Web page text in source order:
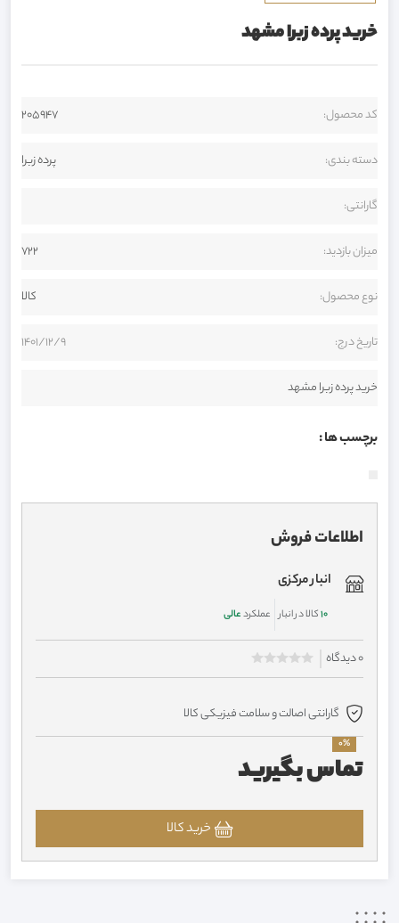
خرید پرده زبرا مشهد
کد محصول: 205947
دسته بندی: پرده زبرا
گارانتی:
میزان بازدید: 722
نوع محصول: کالا
تاریخ درج: 1401/12/9
خرید پرده زبرا مشهد
برچسب ها :
اطلاعات فروش
انبار مرکزی
10کالا در انبار عملکردعالی
0 دیدگاه
گارانتی اصالت و سلامت فیزیکی کالا
0%
تماس بگیرید
خرید کالا